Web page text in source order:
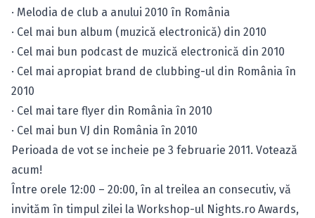
· Melodia de club a anului 2010 în România
· Cel mai bun album (muzică electronică) din 2010
· Cel mai bun podcast de muzică electronică din 2010
· Cel mai apropiat brand de clubbing-ul din România în
2010
· Cel mai tare flyer din România în 2010
· Cel mai bun VJ din România în 2010
Perioada de vot se incheie pe 3 februarie 2011. Votează
acum!
Între orele 12:00 – 20:00, în al treilea an consecutiv, vă
invităm în timpul zilei la Workshop-ul Nights.ro Awards,